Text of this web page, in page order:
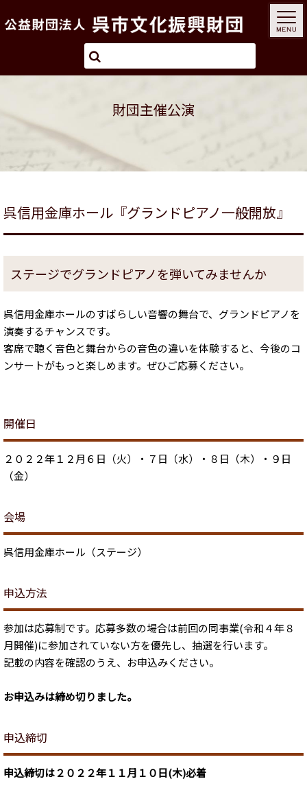
財団主催公演
呉信用金庫ホール『グランドピアノ一般開放』
ステージでグランドピアノを弾いてみませんか
呉信用金庫ホールのすばらしい音響の舞台で、グランドピアノを
演奏するチャンスです。
客席で聴く音色と舞台からの音色の違いを体験すると、今後のコ
ンサートがもっと楽しめます。ぜひご応募ください。
開催日
２０２２年１２月６日（火）・７日（水）・８日（木）・９日
（金）
会場
呉信用金庫ホール（ステージ）
申込方法
参加は応募制です。応募多数の場合は前回の同事業(令和４年８
月開催)に参加されていない方を優先し、抽選を行います。
記載の内容を確認のうえ、お申込みください。
お申込みは締め切りました。
申込締切
申込締切は２０２２年１１月１０日(木)必着
MENU